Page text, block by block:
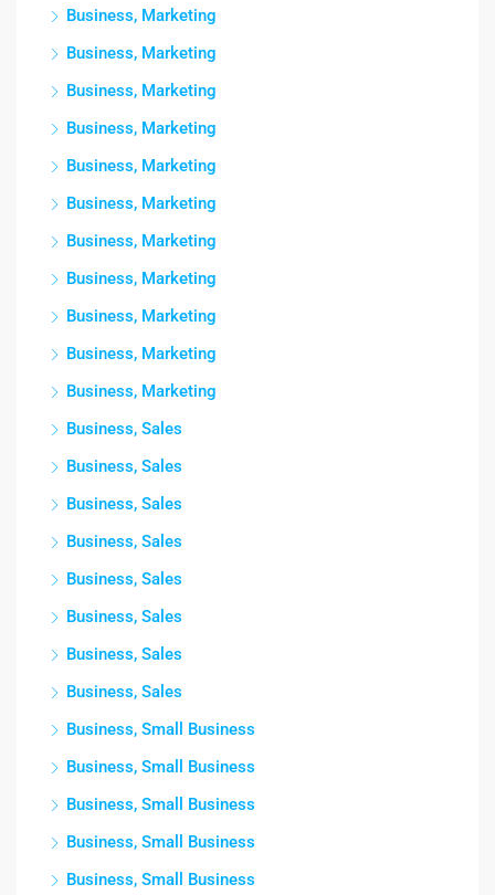
Business, Marketing
Business, Marketing
Business, Marketing
Business, Marketing
Business, Marketing
Business, Marketing
Business, Marketing
Business, Marketing
Business, Marketing
Business, Marketing
Business, Marketing
Business, Sales
Business, Sales
Business, Sales
Business, Sales
Business, Sales
Business, Sales
Business, Sales
Business, Sales
Business, Small Business
Business, Small Business
Business, Small Business
Business, Small Business
Business, Small Business